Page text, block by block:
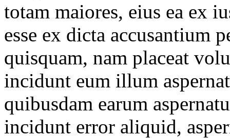
totam maiores, eius ea ex
esse ex dicta accusantium
quisquam, nam placeat
incidunt eum illum
quibusdam earum
incidunt error aliquid,